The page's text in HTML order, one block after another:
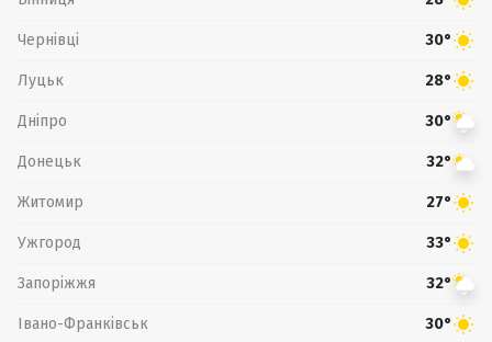
Чернівці 30°
Луцьк 28°
Дніпро 30°
Донецьк 32°
Житомир 27°
Ужгород 33°
Запоріжжя 32°
Івано-Франківськ 30°